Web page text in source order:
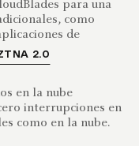
para una
como
de
2.0
en la nube
interrupciones en
como en la nube.